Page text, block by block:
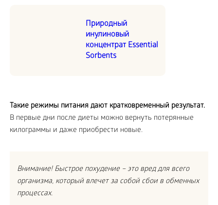
Природный
инулиновый
концентрат Essential
Sorbents
Такие режимы питания дают кратковременный результат.
В первые дни после диеты можно вернуть потерянные
килограммы и даже приобрести новые.
Внимание! Быстрое похудение – это вред для всего
организма, который влечет за собой сбои в обменных
процессах.